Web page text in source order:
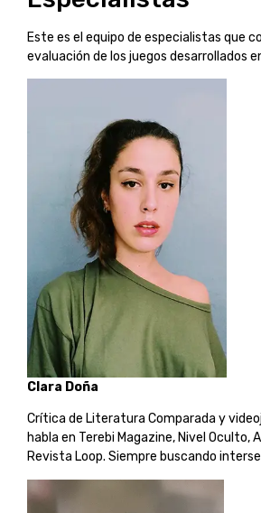
Este es el equipo de especialistas que
evaluación de los juegos desarrollados
Clara Doña
Crítica de Literatura Comparada y
habla en Terebi Magazine, Nivel Oculto,
Revista Loop. Siempre buscando